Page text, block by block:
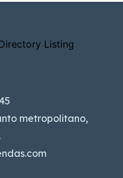
metropolitano,